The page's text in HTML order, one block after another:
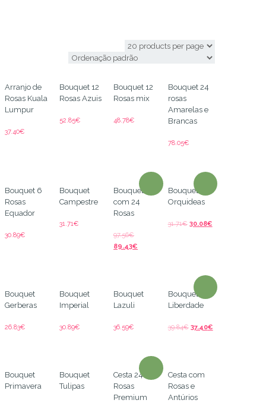
Arranjo de
Rosas Kuala
Lumpur
37.40€
Bouquet 12
Rosas Azuis
52.85€
Bouquet 12
Rosas mix
48.78€
Bouquet 24
rosas
Amarelas e
Brancas
78.05€
Bouquet 6
Rosas
Equador
30.89€
Bouquet
Campestre
31.71€
Bouquet
com 24
Rosas
97.56€
89.43€
Bouquet de
Orquideas
31.71€ 30.08€
Bouquet
Gerberas
26.83€
Bouquet
Imperial
30.89€
Bouquet
Lazuli
36.59€
Bouquet
Liberdade
39.84€ 37.40€
Bouquet
Primavera
Bouquet
Tulipas
Cesta 24
Rosas
Premium
Cesta com
Rosas e
Antúrios